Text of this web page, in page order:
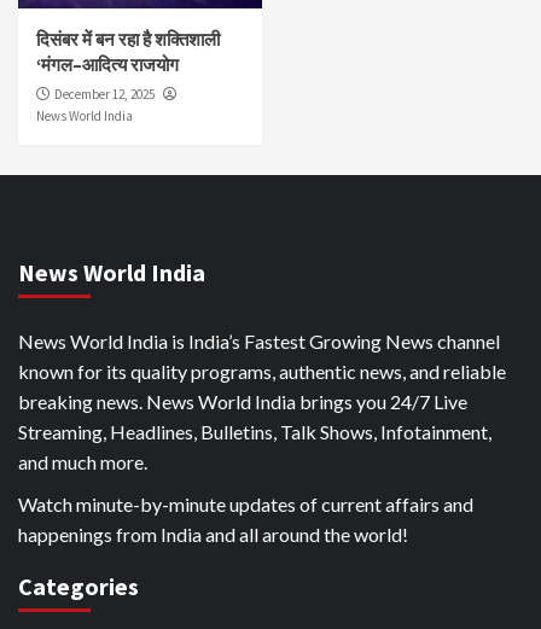
दिसंबर में बन रहा है शक्तिशाली
‘मंगल–आदित्य राजयोग
December 12, 2025
News World India
News World India
News World India is India’s Fastest Growing News channel
known for its quality programs, authentic news, and reliable
breaking news. News World India brings you 24/7 Live
Streaming, Headlines, Bulletins, Talk Shows, Infotainment,
and much more.
Watch minute-by-minute updates of current affairs and
happenings from India and all around the world!
Categories